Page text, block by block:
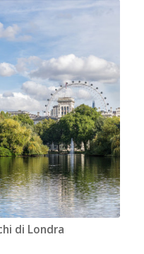
di Londra